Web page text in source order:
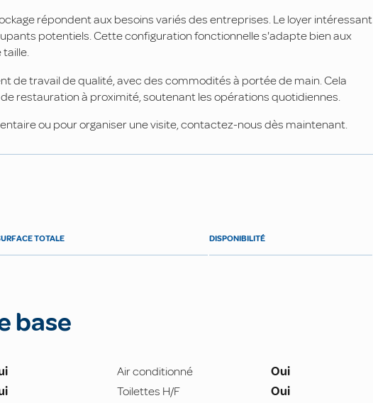
répondent aux besoins variés des entreprises. Le loyer intéressant
potentiels. Cette configuration fonctionnelle s'adapte bien aux
de travail de qualité, avec des commodités à portée de main. Cela
restauration à proximité, soutenant les opérations quotidiennes.
ou pour organiser une visite, contactez-nous dès maintenant.
TOTALE DISPONIBILITÉ
base
Air conditionné
Oui
Toilettes H/F
Oui